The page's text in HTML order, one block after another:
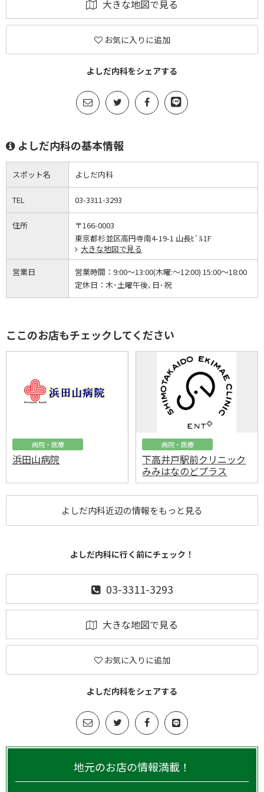
大きな地図で見る
お気に入りに追加
よしだ内科をシェアする
よしだ内科の基本情報
スポット名 よしだ内科
TEL 03-3311-3293
住所
〒166-0003
東京都杉並区高円寺南4-19-1 山長ﾋﾞﾙ1F
大きな地図で見る
営業日 営業時間： 9:00～13:00(木曜:～12:00) 15:00～18:00
定休日： 木･土曜午後､日･祝
ここのお店もチェックしてください
病院・医療
浜田山病院
病院・医療
下高井戸駅前クリニック
みみはなのどプラス
よしだ内科近辺の情報をもっと見る
よしだ内科に行く前にチェック！
03-3311-3293
大きな地図で見る
お気に入りに追加
よしだ内科をシェアする
地元のお店の情報満載！